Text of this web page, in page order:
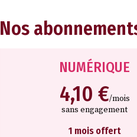
Nos
NUMÉRIQUE
4,10 €/mois
sans engagement
1 mois offert